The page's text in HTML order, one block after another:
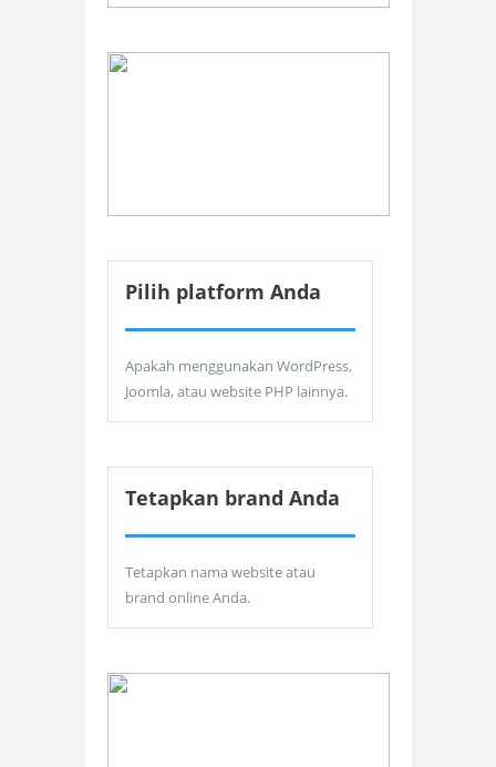
Pilih platform Anda
Apakah menggunakan WordPress,
Joomla, atau website PHP lainnya.
Tetapkan brand Anda
Tetapkan nama website atau
brand online Anda.